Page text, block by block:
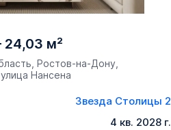
24,03 м²
Ростов-на-Дону,
Нансена
Звезда Столицы 2
4 кв. 2028 г.